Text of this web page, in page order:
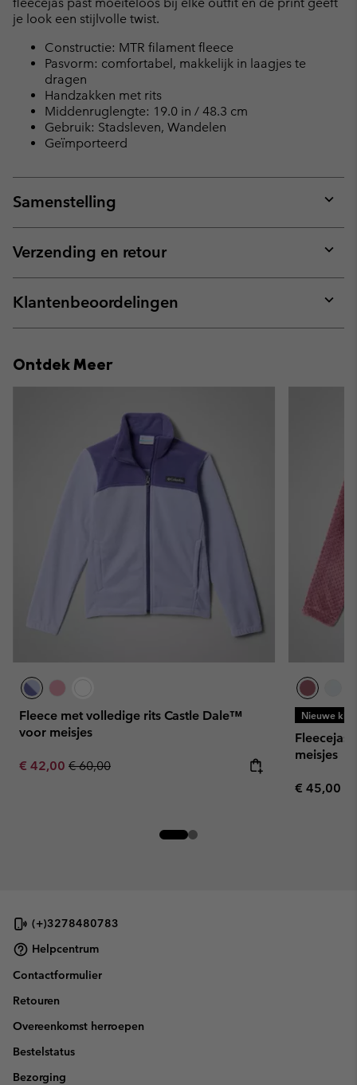
je look een stijlvolle twist.
Constructie: MTR filament fleece
Pasvorm: comfortabel, makkelijk in laagjes te
dragen
Handzakken met rits
Middenruglengte: 19.0 in / 48.3 cm
Gebruik: Stadsleven, Wandelen
Geïmporteerd
Samenstelling
or
Verzending en retour
or
Klantenbeoordelingen
or
Ontdek Meer
Fleece met volledige rits Castle Dale™
voor meisjes
Sale price:
€ 42,00 Regular price:
€ 60,00
Nieuwe
Fleecejas
meisjes
Regular
€ 45,00
(+)3278480783
Helpcentrum
Contactformulier
Retouren
Overeenkomst herroepen
Bestelstatus
Bezorging